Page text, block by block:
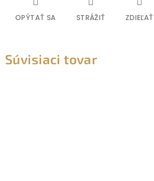
OPÝTAŤ SA STRÁŽIŤ ZDIEĽAŤ
Súvisiaci tovar